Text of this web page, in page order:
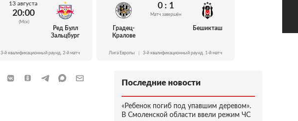
13 августа
20:00
(Мск)
Ред Булл
Зальцбург
3-й квалификационный раунд. 2-й матч
Градец-
Кралове
0 : 1
Матч завершён
Бешикташ
Лига Европы 3-й квалификационный раунд. 1-й матч
Последние новости
«Ребенок погиб под упавшим деревом».
В Смоленской области ввели режим ЧС